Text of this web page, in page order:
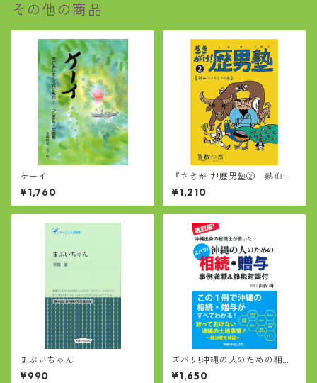
その他の商品
ケーイ
¥1,760
『さきがけ!歴男塾② 熱血ふ
くらしゃの巻』
¥1,210
まぶいちゃん
¥990
ズバリ!沖縄の人のための相
続・贈与
¥1,650